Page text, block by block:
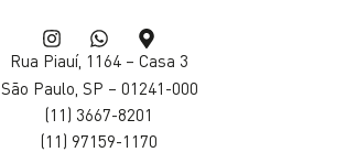
Rua Piauí, 1164 – Casa 3
São Paulo, SP – 01241-000
(11) 3667-8201
(11) 97159-1170